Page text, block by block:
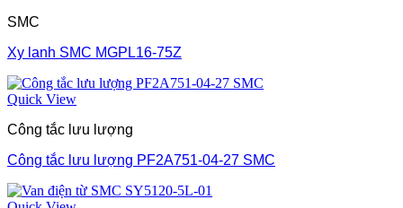
SMC
Xy lanh SMC MGPL16-75Z
Quick View
Công tắc lưu lượng
Công tắc lưu lượng PF2A751-04-27 SMC